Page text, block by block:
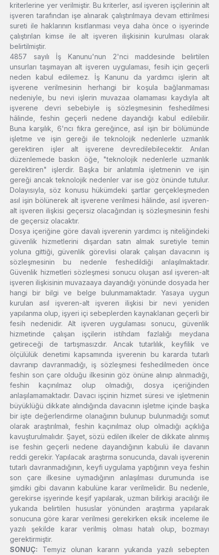
kriterlerine yer verilmiştir. Bu kriterler, asıl işveren işçilerinin alt
işveren tarafından işe alınarak çalıştırılmaya devam ettirilmesi
sureti ile haklarının kısıtlanması veya daha önce o işyerinde
çalıştırılan kimse ile alt işveren ilişkisinin kurulması olarak
belirtilmiştir.
4857 sayılı İş Kanunu'nun 2'nci maddesinde belirtilen
unsurları taşımayan alt işveren uygulaması, fesih için geçerli
neden kabul edilemez. İş Kanunu da yardımcı işlerin alt
işverene verilmesinin herhangi bir koşula bağlanmaması
nedeniyle, bu nevi işlerin muvazaa olamaması kaydıyla alt
işverene devri sebebiyle iş sözleşmesinin feshedilmesi
hâlinde, feshin geçerli nedene dayandığı kabul edilebilir.
Buna karşılık, 6'ncı fıkra gereğince, asıl işin bir bölümünde
işletme ve işin gereği ile teknolojik nedenlerle uzmanlık
gerektiren işler alt işverene devredilebilecektir. Anılan
düzenlemede baskın öğe, "teknolojik nedenlerle uzmanlık
gerektiren" işlerdir. Başka bir anlatımla işletmenin ve işin
gereği ancak teknolojik nedenler var ise göz önünde tutulur.
Dolayısıyla, söz konusu hükümdeki şartlar gerçekleşmeden
asıl işin bölünerek alt işverene verilmesi hâlinde, asıl işveren-
alt işveren ilişkisi geçersiz olacağından iş sözleşmesinin feshi
de geçersiz olacaktır.
Dosya içeriğine göre davalı işverenin yardımcı iş niteliğindeki
güvenlik hizmetlerini dışardan satın almak suretiyle temin
yoluna gittiği, güvenlik görevlisi olarak çalışan davacının iş
sözleşmesinin bu nedenle feshedildiği anlaşılmaktadır.
Güvenlik hizmetleri sözleşmesi sonucu oluşan asıl işveren-alt
işveren ilişkisinin muvazaaya dayandığı yönünde dosyada her
hangi bir bilgi ve belge bulunmamaktadır. Yasaya uygun
kurulan asıl işveren-alt işveren ilişkisi bir nevi yeniden
yapılanma olup, işyeri içi sebeplerden kaynaklanan geçerli bir
fesih nedenidir. Alt işveren uygulaması sonucu, güvenlik
hizmetinde çalışan işçilerin istihdam fazlalığı meydana
getireceği de tartışmasızdır. Ancak tutarlılık, keyfilik ve
ölçülülük denetimi kapsamında işverenin bu kararda tutarlı
davranıp davranmadığı, iş sözleşmesi feshedilmeden önce
feshin son çare olduğu ilkesinin göz önüne alınıp alınmadığı,
feshin kaçınılmaz olup olmadığı, dosya içeriğinden
anlaşılamamaktadır. Davacı işçinin hizmet süresi ve işletmenin
büyüklüğü dikkate alındığında davacının işletme içinde başka
bir işte değerlendirme olanağının bulunup bulunmadığı somut
olarak araştırılmalı, feshin kaçınılmaz olup olmadığı açıklığa
kavuşturulmalıdır. Şayet, sözü edilen ilkeler de dikkate alınmış
ise feshin geçerli nedene dayandığının kabulü ile davanın
reddi gerekir. Yapılacak araştırma sonucunda, davalı işverenin
tutarlı davranmadığının, keyfi uygulama yaptığının veya feshin
son çare ilkesine uymadığının anlaşılması durumunda ise
şimdiki gibi davanın kabulüne karar verilmelidir. Bu nedenle,
gerekirse işyerinde keşif yapılarak, uzman bilirkişi aracılığı ile
yukarıda belirtilen hususlar yönünden araştırma yapılarak
sonucuna göre karar verilmesi gerekirken eksik inceleme ile
yazılı şekilde karar verilmiş olması hatalı olup, bozmayı
gerektirmiştir.
SONUÇ: Temyiz olunan kararın yukarıda yazılı sebepten